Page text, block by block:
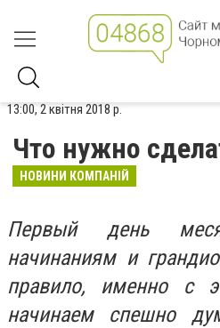
13:00, 2 квітня 2018 р.
Что нужно
НОВИНИ КОМПАНІЙ
Первый день
начинаниям и
правило, именно с
начинаем спешно